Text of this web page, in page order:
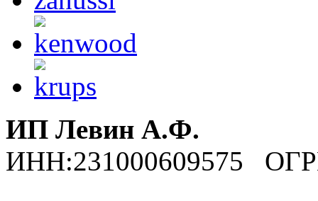
ИП Левин А.Ф.
ИНН:231000609575